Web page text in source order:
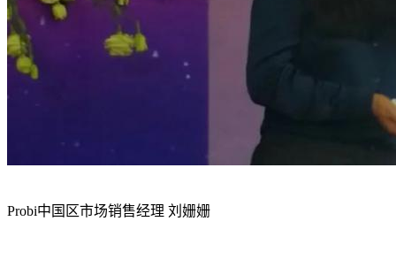
Probi中国区市场销售经理 刘姗姗